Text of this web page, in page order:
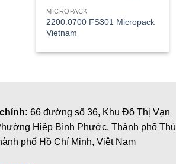
MICROPACK
2200.0700 FS301 Micropack
Vietnam
66 đường số 36, Khu Đô Thị Vạn
Hiệp Bình Phước, Thành phố Thủ
phố Hồ Chí Minh, Việt Nam